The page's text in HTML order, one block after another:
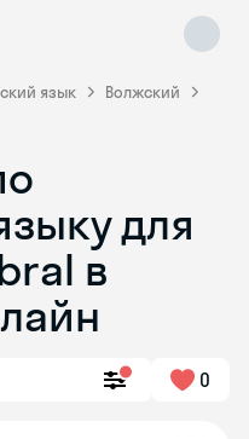
язык
Волжский
для
в
0